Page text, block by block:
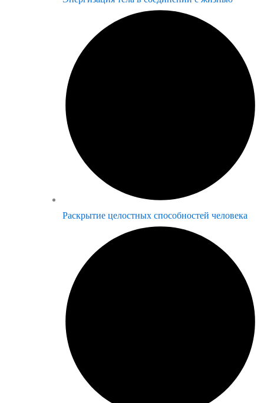
Раскрытие целостных способностей человека